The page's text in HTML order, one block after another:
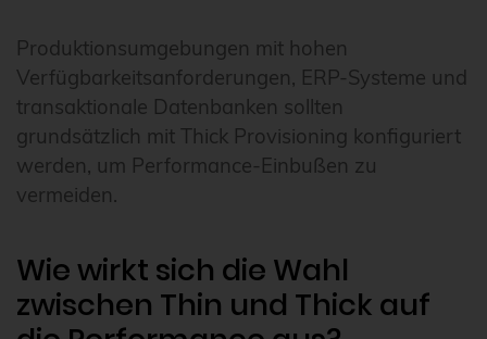
Produktionsumgebungen mit hohen
Verfügbarkeitsanforderungen, ERP-Systeme und
transaktionale Datenbanken sollten
grundsätzlich mit Thick Provisioning konfiguriert
werden, um Performance-Einbußen zu
vermeiden.
Wie wirkt sich die Wahl
zwischen Thin und Thick auf